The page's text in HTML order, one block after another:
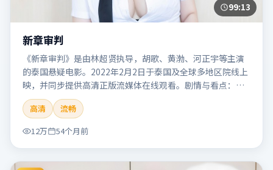
99:13
新章审判
《新章审判》是由林超贤执导，胡歌、黄渤、河正宇等主演
的泰国悬疑电影。2022年2月2日于泰国及全球多地区院线上
映，并同步提供高清正版流媒体在线观看。剧情与看点：悬
念层层推进，线索相互勾连，结局出人意料，适合推理爱好
者。本片适合检索「新章审判」「林超贤」「悬疑」「泰
国」「2022」「2022-02-02上映」等关键词的影迷阅读简介
与主创信息。
高清
流畅
12万
54个月前